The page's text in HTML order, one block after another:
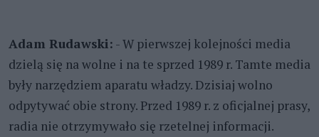
Adam Rudawski: - W pierwszej kolejności media
dzielą się na wolne i na te sprzed 1989 r. Tamte media
były narzędziem aparatu władzy. Dzisiaj wolno
odpytywać obie strony. Przed 1989 r. z oficjalnej prasy,
radia nie otrzymywało się rzetelnej informacji.